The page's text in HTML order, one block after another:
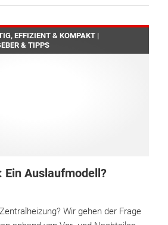
EFFIZIENT & KOMPAKT |
& TIPPS
Ein Auslaufmodell?
Wir gehen der Frage